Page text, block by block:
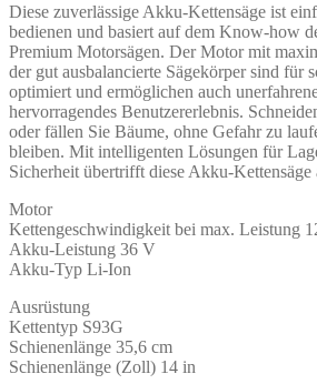
ohne
Ladegerät
Menge
Diese zuverlässige Akku-Kettensäge ist
bedienen und basiert auf dem Know-how
Premium Motorsägen. Der Motor mit
der gut ausbalancierte Sägekörper sind für
optimiert und ermöglichen auch
hervorragendes Benutzererlebnis.
oder fällen Sie Bäume, ohne Gefahr zu
bleiben. Mit intelligenten Lösungen für
Sicherheit übertrifft diese Akku-
Motor
Kettengeschwindigkeit bei max. Leistung
Akku-Leistung 36 V
Akku-Typ Li-Ion
Ausrüstung
Kettentyp S93G
Schienenlänge 35,6 cm
Schienenlänge (Zoll) 14 in